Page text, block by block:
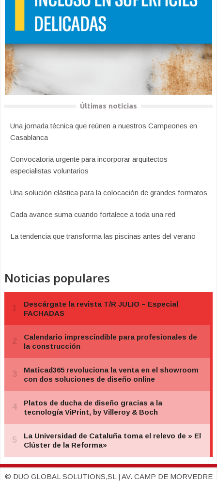
Últimas noticias
Una jornada técnica que reúnen a nuestros Campeones en
Casablanca
Convocatoria urgente para incorporar arquitectos
especialistas voluntarios
Una solución elástica para la colocación de grandes formatos
Cada avance suma cuando fortalece a toda una red
La tendencia que transforma las piscinas antes del verano
Noticias populares
© DUO GLOBAL SOLUTIONS,SL | AV. CAMP DE MORVEDRE